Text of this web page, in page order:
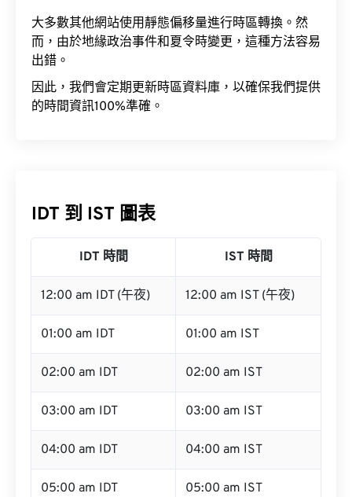
大多數其他網站使用靜態偏移量進行時區轉換。然
而，由於地緣政治事件和夏令時變更，這種方法容易
出錯。
因此，我們會定期更新時區資料庫，以確保我們提供
的時間資訊100%準確。
IDT 到 IST 圖表
IDT 時間 IST 時間
12:00 am IDT (午夜) 12:00 am IST (午夜)
01:00 am IDT 01:00 am IST
02:00 am IDT 02:00 am IST
03:00 am IDT 03:00 am IST
04:00 am IDT 04:00 am IST
05:00 am IDT 05:00 am IST